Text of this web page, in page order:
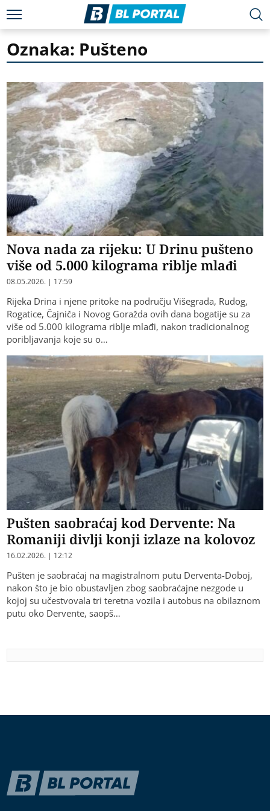
Oznaka: Pušteno
Nova nada za rijeku: U Drinu pušteno
više od 5.000 kilograma riblje mlađi
08.05.2026. | 17:59
Rijeka Drina i njene pritoke na području Višegrada, Rudog,
Rogatice, Čajniča i Novog Goražda ovih dana bogatije su za
više od 5.000 kilograma riblje mlađi, nakon tradicionalnog
poribljavanja koje su o…
Pušten saobraćaj kod Dervente: Na
Romaniji divlji konji izlaze na kolovoz
16.02.2026. | 12:12
Pušten je saobraćaj na magistralnom putu Derventa-Doboj,
nakon što je bio obustavljen zbog saobraćajne nezgode u
kojoj su učestvovala tri teretna vozila i autobus na obilaznom
putu oko Dervente, saopš…